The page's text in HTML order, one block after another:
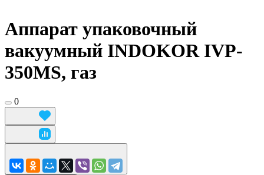
Аппарат упаковочный
вакуумный INDOKOR IVP-
350MS, газ
0